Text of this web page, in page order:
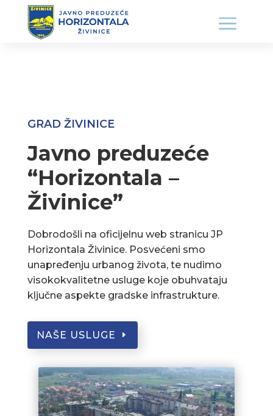
GRAD ŽIVINICE
Javno preduzeće
“Horizontala –
Živinice”
Dobrodošli na oficijelnu web stranicu JP
Horizontala Živinice. Posvećeni smo
unapređenju urbanog života, te nudimo
visokokvalitetne usluge koje obuhvataju
ključne aspekte gradske infrastrukture.
NAŠE USLUGE